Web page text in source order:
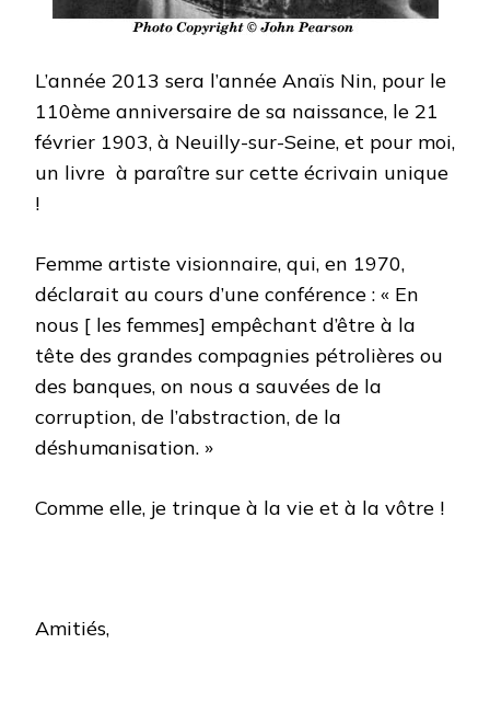
L’année 2013 sera l’année Anaïs Nin, pour le
110ème anniversaire de sa naissance, le 21
février 1903, à Neuilly-sur-Seine, et pour moi,
un livre à paraître sur cette écrivain unique
!
Femme artiste visionnaire, qui, en 1970,
déclarait au cours d’une conférence : « En
nous [ les femmes] empêchant d’être à la
tête des grandes compagnies pétrolières ou
des banques, on nous a sauvées de la
corruption, de l’abstraction, de la
déshumanisation. »
Comme elle, je trinque à la vie et à la vôtre !
Amitiés,